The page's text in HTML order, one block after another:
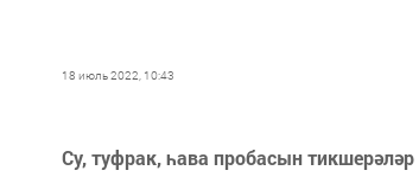
18 июль 2022, 10:43
Су, туфрак, һава пробасын тикшерәләр